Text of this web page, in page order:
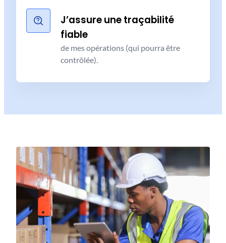
J’assure une traçabilité
fiable
de mes opérations (qui pourra être
contrôlée).